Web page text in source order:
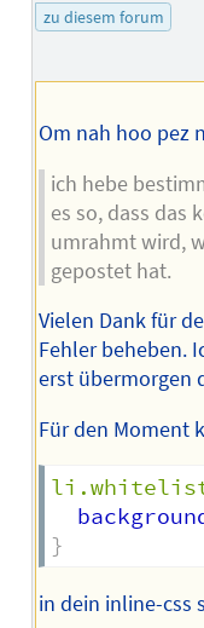
zu diesem forum
Om nah hoo pez
ich hebe
es so, dass das
umrahmt wird,
gepostet hat.
Vielen Dank für
Fehler beheben.
erst übermorgen
Für den Moment
}
in dein inline-css